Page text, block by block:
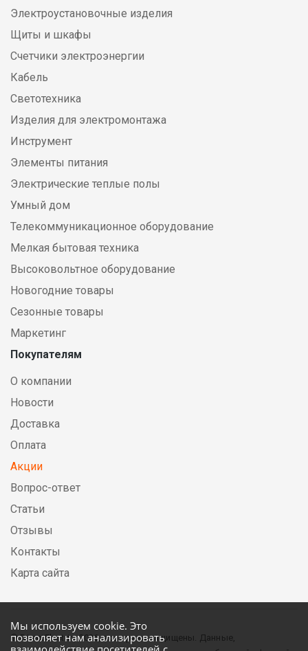
Мы используем cookie. Это
позволяет нам анализировать
Электроустановочные изделия
Щиты и шкафы
Счетчики электроэнергии
Кабель
Светотехника
Изделия для электромонтажа
Инструмент
Элементы питания
Электрические теплые полы
Умный дом
Телекоммуникационное оборудование
Мелкая бытовая техника
Высоковольтное оборудование
Новогодние товары
Сезонные товары
Маркетинг
Покупателям
О компании
Новости
Доставка
Оплата
Акции
Вопрос-ответ
Статьи
Отзывы
Контакты
Карта сайта
© DirectElectric, 2026, все права защищены. Данные,